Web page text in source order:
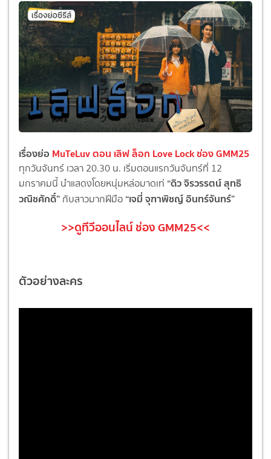
เรื่องย่อ MuTeLuv ตอน เลิฟ ล็อก Love Lock ช่อง GMM25
ทุกวันจันทร์ เวลา 20.30 น. เริ่มตอนแรกวันจันทร์ที่ 12
มกราคมนี้ นำแสดงโดยหนุ่มหล่อมาดเท่ “ดิว จิรวรรตน์ สุทธิ
วณิชศักดิ์” กับสาวมากฝีมือ “เจมี่ จุฑาพิชญ์ อินทร์จันทร์”
>>ดูทีวีออนไลน์ ช่อง GMM25<<
ตัวอย่างละคร